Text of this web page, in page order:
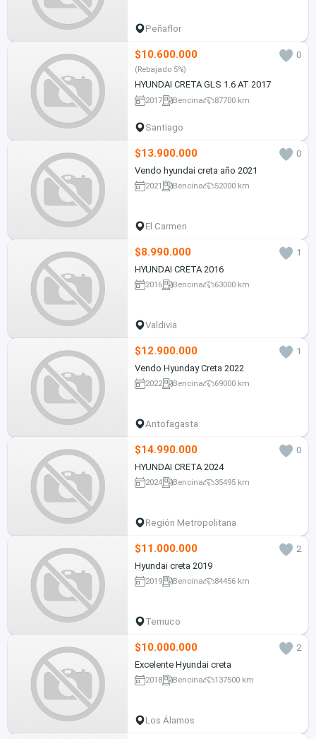
Peñaflor
$10.600.000 0
(Rebajado 5%)
HYUNDAI CRETA GLS 1.6 AT 2017
2017 Bencina 87700 km
Santiago
$13.900.000
0
Vendo hyundai creta año 2021
2021 Bencina 52000 km
El Carmen
$8.990.000
1
HYUNDAI CRETA 2016
2016 Bencina 63000 km
Valdivia
$12.900.000
1
Vendo Hyunday Creta 2022
2022 Bencina 69000 km
Antofagasta
$14.990.000
0
HYUNDAI CRETA 2024
2024 Bencina 35495 km
Región Metropolitana
$11.000.000
2
Hyundai creta 2019
2019 Bencina 84456 km
Temuco
$10.000.000
2
Excelente Hyundai creta
2018 Bencina 137500 km
Los Álamos